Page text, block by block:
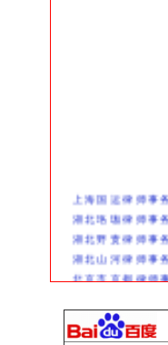
湖北瑞通天元
律师事务所
曾能文 湖
务所
上海国运律师事
湖北珞珈律师事
湖北野责律师事
湖北山河律师事
北京市京都律师
广东深圳创基律
黑龙江铁兵律师